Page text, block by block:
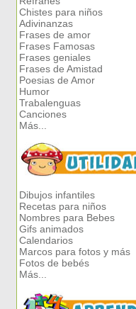
Chistes para niños
Adivinanzas
Frases de amor
Frases Famosas
Frases geniales
Frases de Amistad
Poesias de Amor
Humor
Trabalenguas
Canciones
Más...
Dibujos infantiles
Recetas para niños
Nombres para Bebes
Gifs animados
Calendarios
Marcos para fotos y más
Fotos de bebés
Más...